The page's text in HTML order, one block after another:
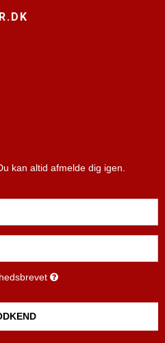
kan altid afmelde dig igen.